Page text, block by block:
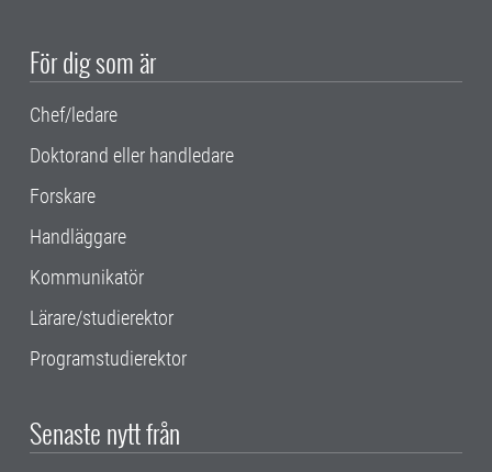
För dig som är
Chef/ledare
Doktorand eller handledare
Forskare
Handläggare
Kommunikatör
Lärare/studierektor
Programstudierektor
Senaste nytt från